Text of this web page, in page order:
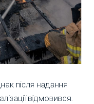
після надання
відмовився.